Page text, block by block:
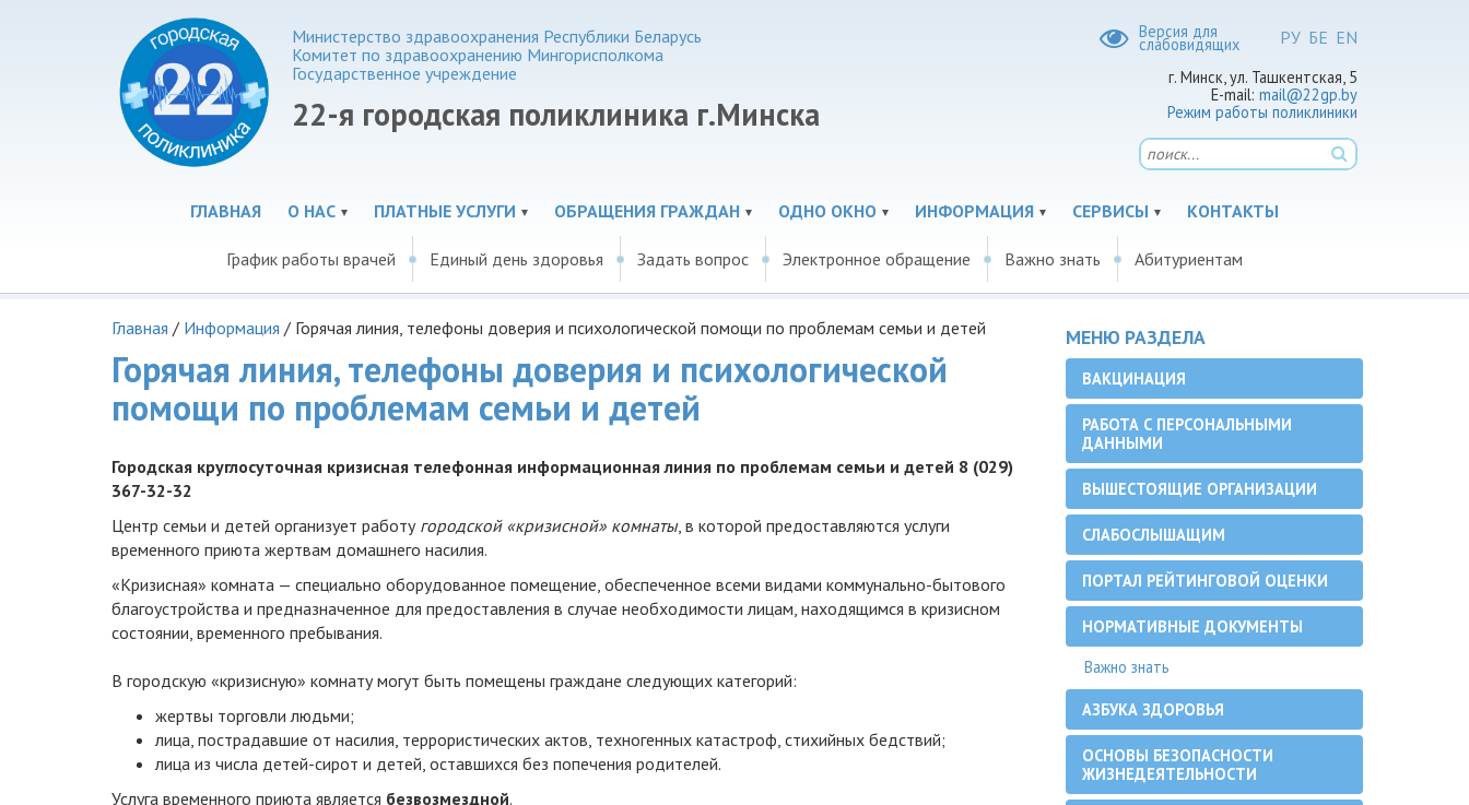
Версия для
слабовидящих РУ БЕ EN
г. Минск, ул. Ташкентская, 5
E-mail: mail@22gp.by
Режим работы поликлиники
Министерство здравоохранения Республики Беларусь
Комитет по здравоохранению Мингорисполкома
Государственное учреждение
22-я городская поликлиника г.Минска
ГЛАВНАЯ О НАС ПЛАТНЫЕ УСЛУГИ ОБРАЩЕНИЯ ГРАЖДАН ОДНО ОКНО ИНФОРМАЦИЯ СЕРВИСЫ КОНТАКТЫ
График работы врачей Единый день здоровья Задать вопрос Электронное обращение Важно знать Абитуриентам
Главная / Информация / Горячая линия, телефоны доверия и психологической помощи по проблемам семьи и детей
Горячая линия, телефоны доверия и психологической
помощи по проблемам семьи и детей
Городская круглосуточная кризисная телефонная информационная линия по проблемам семьи и детей 8 (029)
367-32-32
Центр семьи и детей организует работу городской «кризисной» комнаты, в которой предоставляются услуги
временного приюта жертвам домашнего насилия.
«Кризисная» комната — специально оборудованное помещение, обеспеченное всеми видами коммунально-бытового
благоустройства и предназначенное для предоставления в случае необходимости лицам, находящимся в кризисном
состоянии, временного пребывания.
В городскую «кризисную» комнату могут быть помещены граждане следующих категорий:
жертвы торговли людьми;
лица, пострадавшие от насилия, террористических актов, техногенных катастроф, стихийных бедствий;
лица из числа детей-сирот и детей, оставшихся без попечения родителей.
Услуга временного приюта является безвозмездной.
МЕНЮ РАЗДЕЛА
ВАКЦИНАЦИЯ
РАБОТА С ПЕРСОНАЛЬНЫМИ
ДАННЫМИ
ВЫШЕСТОЯЩИЕ ОРГАНИЗАЦИИ
СЛАБОСЛЫШАЩИМ
ПОРТАЛ РЕЙТИНГОВОЙ ОЦЕНКИ
НОРМАТИВНЫЕ ДОКУМЕНТЫ
Важно знать
АЗБУКА ЗДОРОВЬЯ
ОСНОВЫ БЕЗОПАСНОСТИ
ЖИЗНЕДЕЯТЕЛЬНОСТИ